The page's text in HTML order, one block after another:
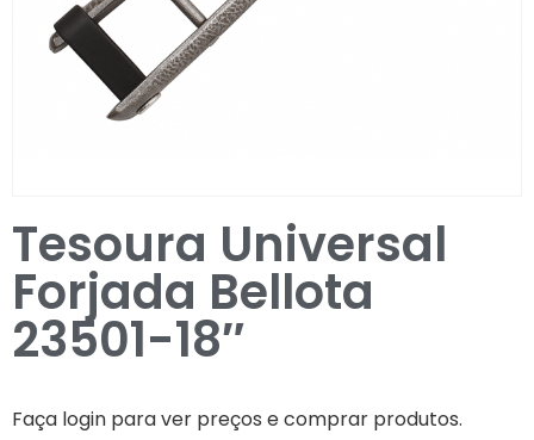
Tesoura Universal
Forjada Bellota
23501-18″
Faça login para ver preços e comprar produtos.